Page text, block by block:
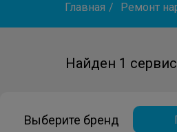
Главная / Ремонт
Найден 1
Выберите бренд